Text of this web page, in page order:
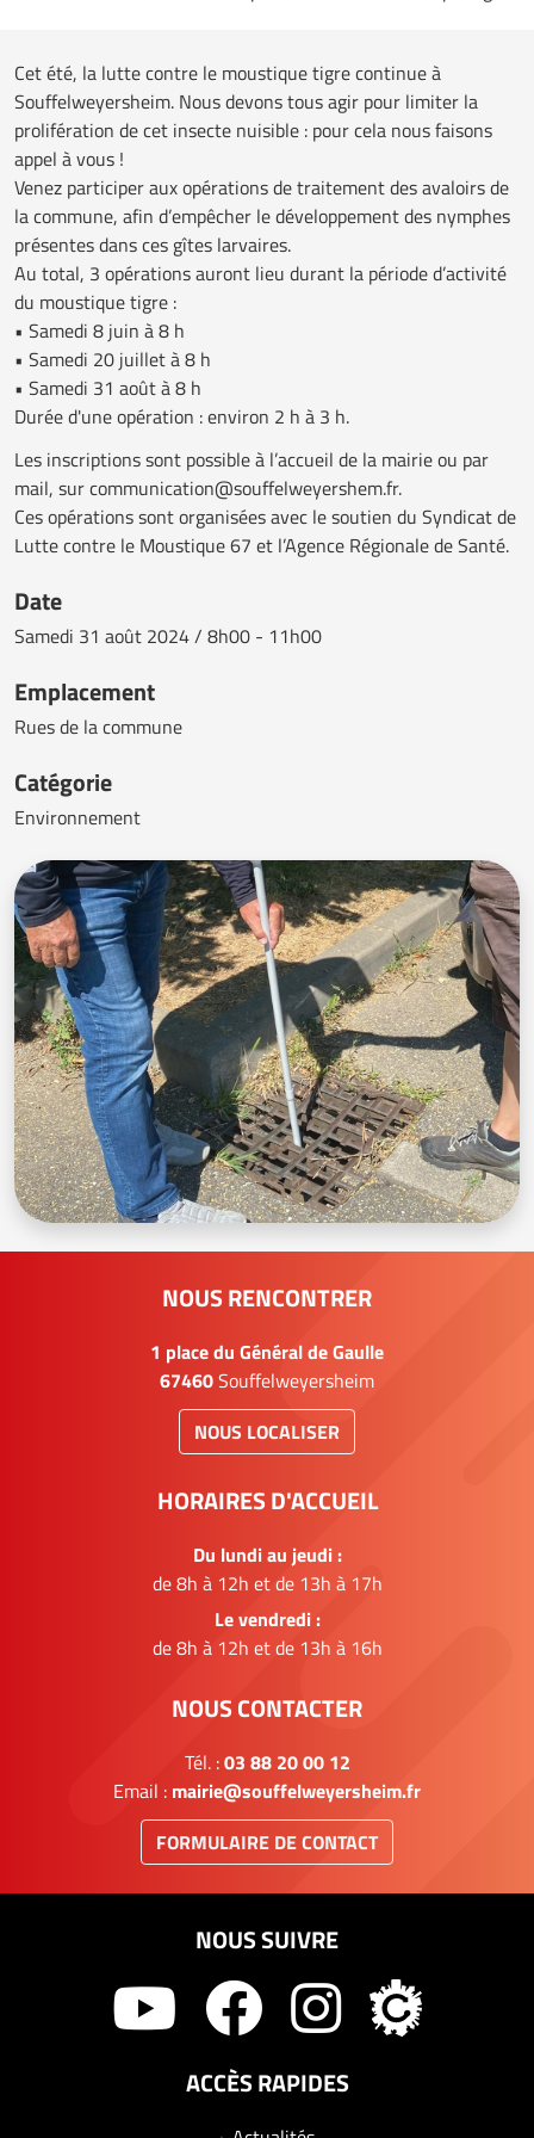
Cet été, la lutte contre le moustique tigre continue à
Souffelweyersheim. Nous devons tous agir pour limiter la
prolifération de cet insecte nuisible : pour cela nous faisons
appel à vous !
Venez participer aux opérations de traitement des avaloirs de
la commune, afin d’empêcher le développement des nymphes
présentes dans ces gîtes larvaires.
Au total, 3 opérations auront lieu durant la période d’activité
du moustique tigre :
• Samedi 8 juin à 8 h
• Samedi 20 juillet à 8 h
• Samedi 31 août à 8 h
Durée d'une opération : environ 2 h à 3 h.
Les inscriptions sont possible à l’accueil de la mairie ou par
mail, sur communication@souffelweyershem.fr.
Ces opérations sont organisées avec le soutien du Syndicat de
Lutte contre le Moustique 67 et l’Agence Régionale de Santé.
Date
Samedi 31 août 2024 / 8h00 - 11h00
Emplacement
Rues de la commune
Catégorie
Environnement
NOUS RENCONTRER
1 place du Général de Gaulle
67460Souffelweyersheim
NOUS LOCALISER
HORAIRES D'ACCUEIL
Du lundi au jeudi :
de 8h à 12h et de 13h à 17h
Le vendredi :
de 8h à 12h et de 13h à 16h
NOUS CONTACTER
Tél. :03 88 20 00 12
Email : mairie@souffelweyersheim.fr
FORMULAIRE DE CONTACT
NOUS SUIVRE
ACCÈS RAPIDES